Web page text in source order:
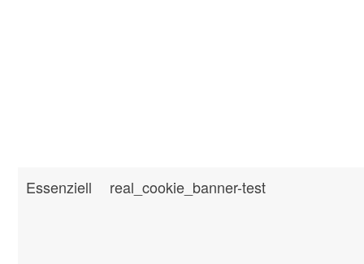
Essenziell real_cookie_banner-test